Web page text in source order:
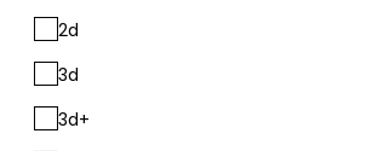
2d
3d
3d+